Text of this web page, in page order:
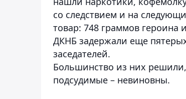
со следствием и на
товар: 748 граммов
ДКНБ задержали еще
заседателей.
Большинство из них решили,
подсудимые – невиновны.